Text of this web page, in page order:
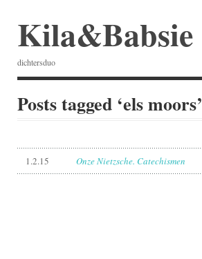
Kila&Babsie
dichtersduo
Posts tagged ‘els moors’
1.2.15 Onze Nietzsche. Catechismen